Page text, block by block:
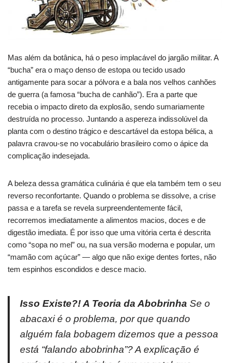
Mas além da botânica, há o peso implacável do jargão militar. A
“bucha” era o maço denso de estopa ou tecido usado
antigamente para socar a pólvora e a bala nos velhos canhões
de guerra (a famosa “bucha de canhão”). Era a parte que
recebia o impacto direto da explosão, sendo sumariamente
destruída no processo. Juntando a aspereza indissolúvel da
planta com o destino trágico e descartável da estopa bélica, a
palavra cravou-se no vocabulário brasileiro como o ápice da
complicação indesejada.
A beleza dessa gramática culinária é que ela também tem o seu
reverso reconfortante. Quando o problema se dissolve, a crise
passa e a tarefa se revela surpreendentemente fácil,
recorremos imediatamente a alimentos macios, doces e de
digestão imediata. É por isso que uma vitória certa é descrita
como “sopa no mel” ou, na sua versão moderna e popular, um
“mamão com açúcar” — algo que não exige dentes fortes, não
tem espinhos escondidos e desce macio.
Isso Existe?! A Teoria da Abobrinha Se o
abacaxi é o problema, por que quando
alguém fala bobagem dizemos que a pessoa
está “falando abobrinha”? A explicação é